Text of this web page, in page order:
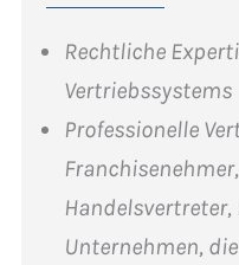
Rechtliche
Vertriebssystems
Professionelle
Unternehmen,